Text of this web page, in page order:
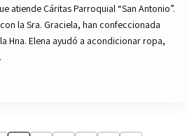
atiende Cáritas Parroquial “San Antonio”.
la Sra. Graciela, han confeccionada
Hna. Elena ayudó a acondicionar ropa,